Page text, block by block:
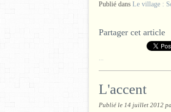
Publié dans Le village :
Partager cet article
L'accent
Publié le 14 juillet 2012